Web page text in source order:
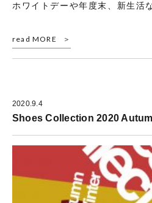
ホワイトデーや年度末、新生活
read MORE
2020.9.4
Shoes Collection 2020